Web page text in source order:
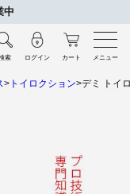
中
索 ログイン カート メニュー
トイロクション デミ トイ